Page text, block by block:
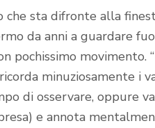
sta difronte alla
da anni a guardare
pochissimo movimento.
minuziosamente i
di osservare, oppure
e annota